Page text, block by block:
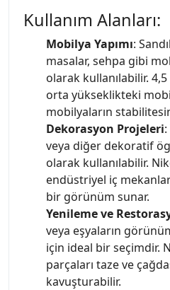
Kullanım Alanları:
Mobilya Yapımı:
masalar, sehpa gibi
olarak kullanılabilir.
orta yükseklikteki
mobilyaların
Dekorasyon Projeleri
veya diğer dekoratif
olarak kullanılabilir.
endüstriyel iç
bir görünüm sunar.
Yenileme ve
veya eşyaların
için ideal bir seçimdir.
parçaları taze ve
kavuşturabilir.